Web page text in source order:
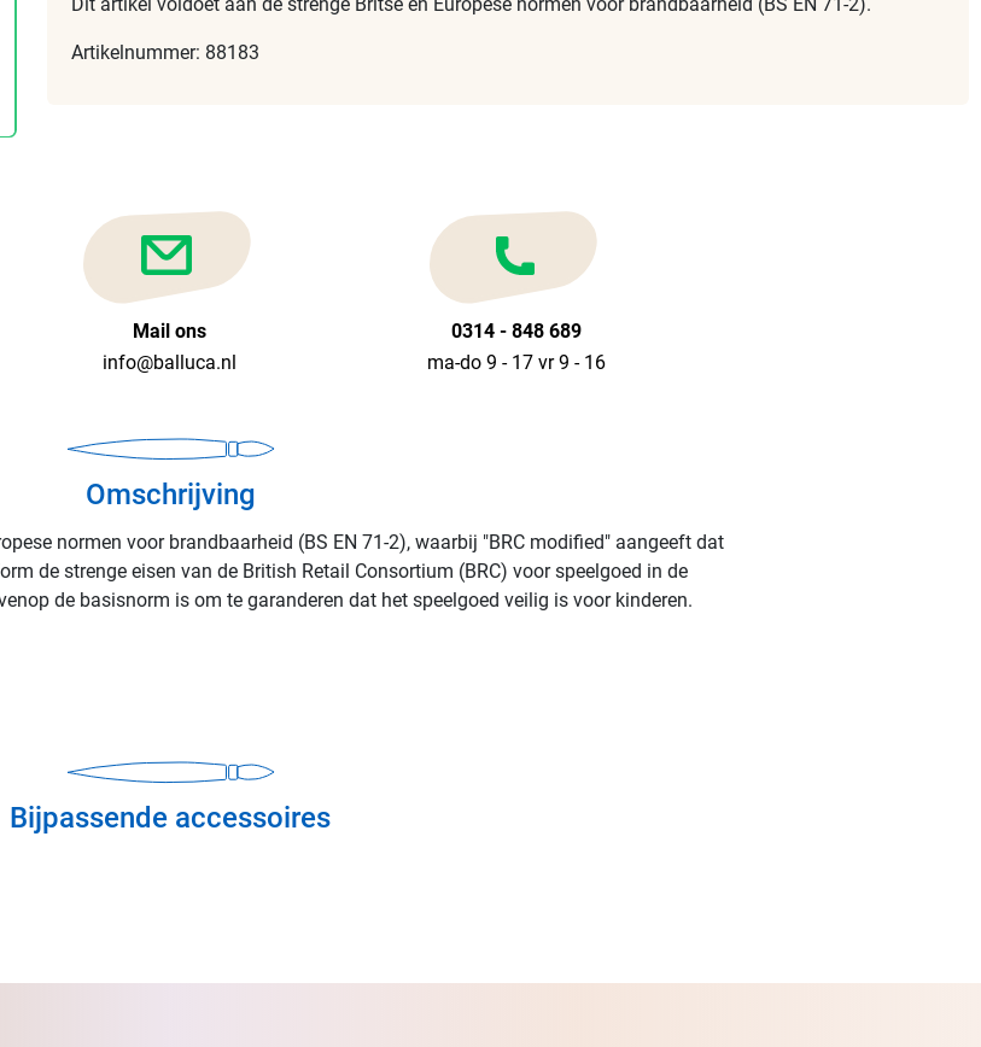
Artikelnummer: 88183
Mail ons
info@balluca.nl
0314 - 848 689
ma-do 9 - 17 vr 9 - 16
Omschrijving
normen voor brandbaarheid (BS EN 71-2), waarbij "BRC modified" aangeeft dat
de strenge eisen van de British Retail Consortium (BRC) voor speelgoed in de
de basisnorm is om te garanderen dat het speelgoed veilig is voor kinderen.
Bijpassende accessoires